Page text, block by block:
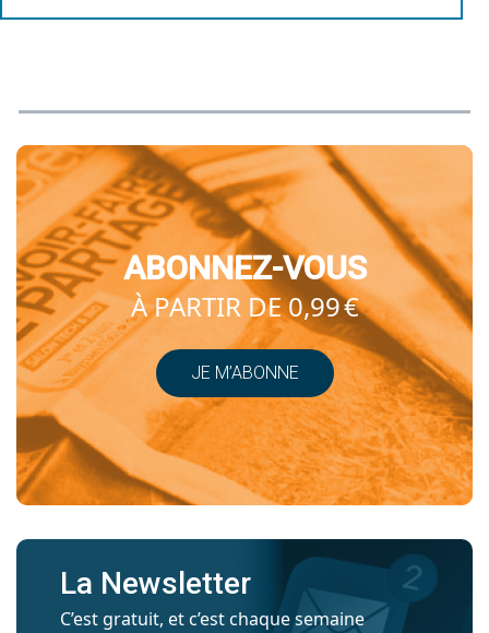
ABONNEZ-VOUS
À PARTIR DE 0,99 €
JE M’ABONNE
La Newsletter
C’est gratuit, et c’est chaque semaine